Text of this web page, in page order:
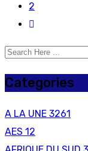
2
Categories
A LA UNE 3261
AES 12